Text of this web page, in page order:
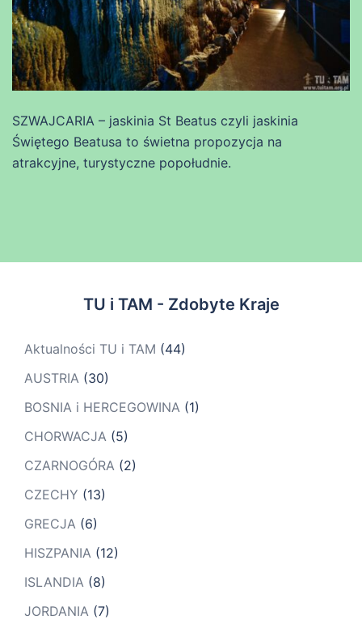
SZWAJCARIA – jaskinia St Beatus czyli jaskinia
Świętego Beatusa to świetna propozycja na
atrakcyjne, turystyczne popołudnie.
TU i TAM - Zdobyte Kraje
Aktualności TU i TAM (44)
AUSTRIA (30)
BOSNIA i HERCEGOWINA (1)
CHORWACJA (5)
CZARNOGÓRA (2)
CZECHY (13)
GRECJA (6)
HISZPANIA (12)
ISLANDIA (8)
JORDANIA (7)